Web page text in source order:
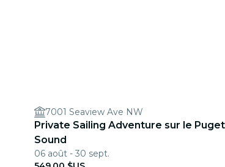
7001 Seaview Ave NW
Private Sailing Adventure sur le Puget
Sound
06 août - 30 sept.